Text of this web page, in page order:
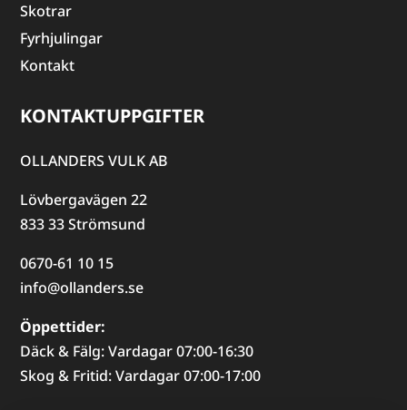
Skotrar
Fyrhjulingar
Kontakt
KONTAKTUPPGIFTER
OLLANDERS VULK AB
Lövbergavägen 22
833 33 Strömsund
0670-61 10 15
info@ollanders.se
Öppettider:
Däck & Fälg: Vardagar 07:00-16:30
Skog & Fritid: Vardagar 07:00-17:00